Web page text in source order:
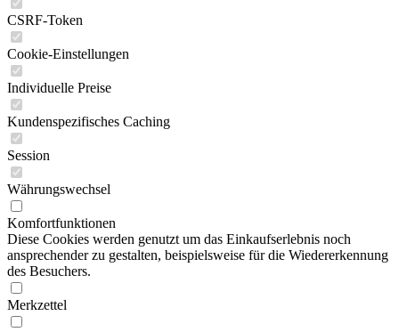
CSRF-Token
Cookie-Einstellungen
Individuelle Preise
Kundenspezifisches Caching
Session
Währungswechsel
Komfortfunktionen
Diese Cookies werden genutzt um das Einkaufserlebnis noch
ansprechender zu gestalten, beispielsweise für die Wiedererkennung
des Besuchers.
Merkzettel